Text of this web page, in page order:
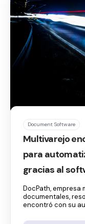
Document Software
Multivarejo
para
gracias al
DocPath, empresa
documentales,
encontró con su